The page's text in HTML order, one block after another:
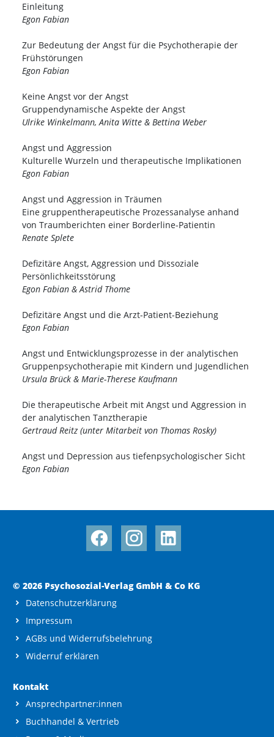
Einleitung
Egon Fabian
Zur Bedeutung der Angst für die Psychotherapie der
Frühstörungen
Egon Fabian
Keine Angst vor der Angst
Gruppendynamische Aspekte der Angst
Ulrike Winkelmann, Anita Witte & Bettina Weber
Angst und Aggression
Kulturelle Wurzeln und therapeutische Implikationen
Egon Fabian
Angst und Aggression in Träumen
Eine gruppentherapeutische Prozessanalyse anhand
von Traumberichten einer Borderline-Patientin
Renate Splete
Defizitäre Angst, Aggression und Dissoziale
Persönlichkeitsstörung
Egon Fabian & Astrid Thome
Defizitäre Angst und die Arzt-Patient-Beziehung
Egon Fabian
Angst und Entwicklungsprozesse in der analytischen
Gruppenpsychotherapie mit Kindern und Jugendlichen
Ursula Brück & Marie-Therese Kaufmann
Die therapeutische Arbeit mit Angst und Aggression in
der analytischen Tanztherapie
Gertraud Reitz (unter Mitarbeit von Thomas Rosky)
Angst und Depression aus tiefenpsychologischer Sicht
Egon Fabian
© 2026 Psychosozial-Verlag GmbH & Co KG
Datenschutzerklärung
Impressum
AGBs und Widerrufsbelehrung
Widerruf erklären
Kontakt
Ansprechpartner:innen
Buchhandel & Vertrieb